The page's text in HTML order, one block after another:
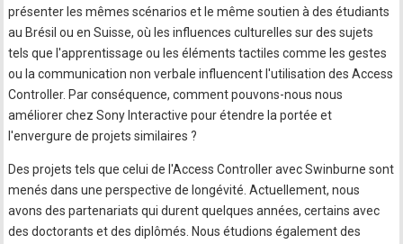
présenter les mêmes scénarios et le même soutien à des étudiants
au Brésil ou en Suisse, où les influences culturelles sur des sujets
tels que l'apprentissage ou les éléments tactiles comme les gestes
ou la communication non verbale influencent l'utilisation des Access
Controller. Par conséquence, comment pouvons-nous nous
améliorer chez Sony Interactive pour étendre la portée et
l'envergure de projets similaires ?
Des projets tels que celui de l'Access Controller avec Swinburne sont
menés dans une perspective de longévité. Actuellement, nous
avons des partenariats qui durent quelques années, certains avec
des doctorants et des diplômés. Nous étudions également des